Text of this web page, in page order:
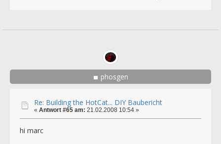
phosgen
Re: Building the HotCat... DIY Baubericht
« Antwort #65 am: 21.02.2008 10:54 »
hi marc